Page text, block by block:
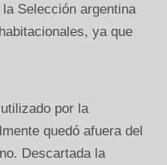
Selección argentina
ya que
por la
quedó afuera del
Descartada la